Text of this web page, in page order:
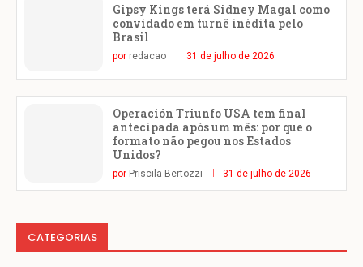
Gipsy Kings terá Sidney Magal como
convidado em turnê inédita pelo
Brasil
por redacao 31 de julho de 2026
Operación Triunfo USA tem final
antecipada após um mês: por que o
formato não pegou nos Estados
Unidos?
por Priscila Bertozzi 31 de julho de 2026
CATEGORIAS